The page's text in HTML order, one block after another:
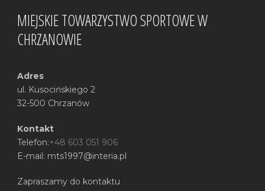
MIEJSKIE TOWARZYSTWO SPORTOWE W
CHRZANOWIE
Adres
ul. Kusocińskiego 2
32-500 Chrzanów
Kontakt
Telefon:+48 603 051 906
E-mail: mts1997@interia.pl
Zapraszamy do kontaktu